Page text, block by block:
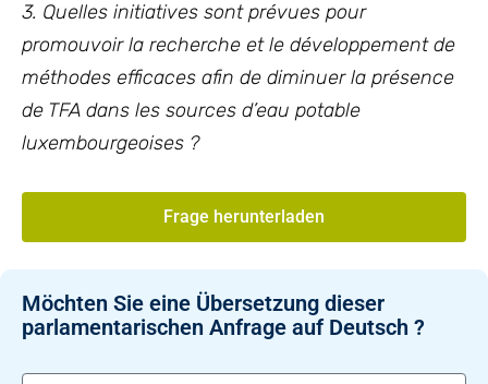
3. Quelles initiatives sont prévues pour
promouvoir la recherche et le développement de
méthodes efficaces afin de diminuer la présence
de TFA dans les sources d’eau potable
luxembourgeoises ?
Frage herunterladen
Möchten Sie eine Übersetzung dieser
parlamentarischen Anfrage auf Deutsch ?